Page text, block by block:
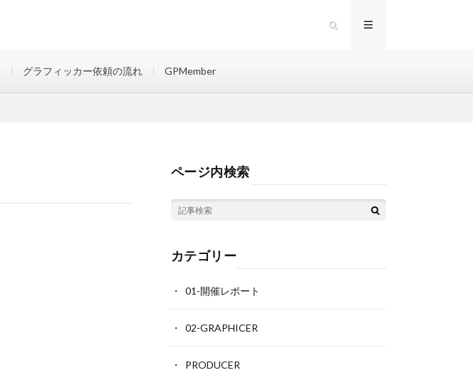
グラフィッカー依頼の流れ GPMember
ページ内検索
カテゴリー
01-開催レポート
02-GRAPHICER
PRODUCER